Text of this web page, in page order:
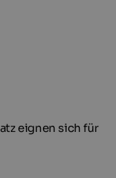
eignen sich für